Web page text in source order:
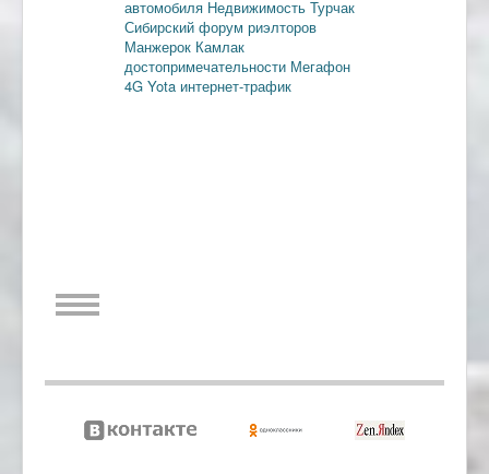
автомобиля Недвижимость Турчак
Сибирский форум риэлторов
Манжерок Камлак
достопримечательности Мегафон
4G Yota интернет-трафик